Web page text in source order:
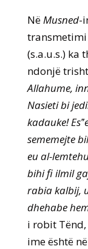
NëMusned-
transmetimi
(s.a.u.s.) ka
ndonjë
Allahume,
Nasieti bi
kadauke!
sememejte
eu al-
bihi fi ilmil
rabia kalbij,
dhehabe
i robit
ime është